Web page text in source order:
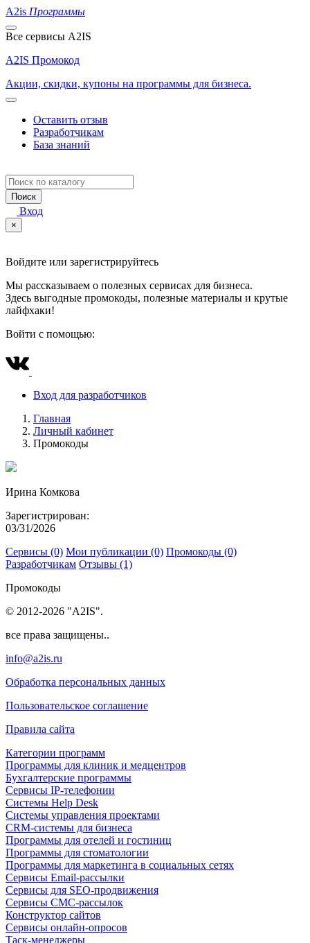
A2is Программы
Все сервисы A2IS
A2IS Промокод
Акции, скидки, купоны на программы для бизнеса.
Оставить отзыв
Разработчикам
База знаний
Поиск
Вход
×
Войдите или зарегистрируйтесь
Мы рассказываем о полезных сервисах для бизнеса.
Здесь выгодные промокоды, полезные материалы и крутые
лайфхаки!
Войти с помощью:
Вход для разработчиков
Главная
Личный кабинет
Промокоды
Ирина Комкова
Зарегистрирован:
03/31/2026
Сервисы (0) Мои публикации (0) Промокоды (0)
Разработчикам Отзывы (1)
Промокоды
© 2012-2026 "A2IS".
все права защищены..
info@a2is.ru
Обработка персональных данных
Пользовательское соглашение
Правила сайта
Категории программ
Программы для клиник и медцентров
Бухгалтерские программы
Сервисы IP-телефонии
Системы Help Desk
Системы управления проектами
CRM-системы для бизнеса
Программы для отелей и гостиниц
Программы для стоматологии
Программы для маркетинга в социальных сетях
Сервисы Email-рассылки
Сервисы для SEO-продвижения
Сервисы СМС-рассылок
Конструктор сайтов
Сервисы онлайн-опросов
Таск-менеджеры